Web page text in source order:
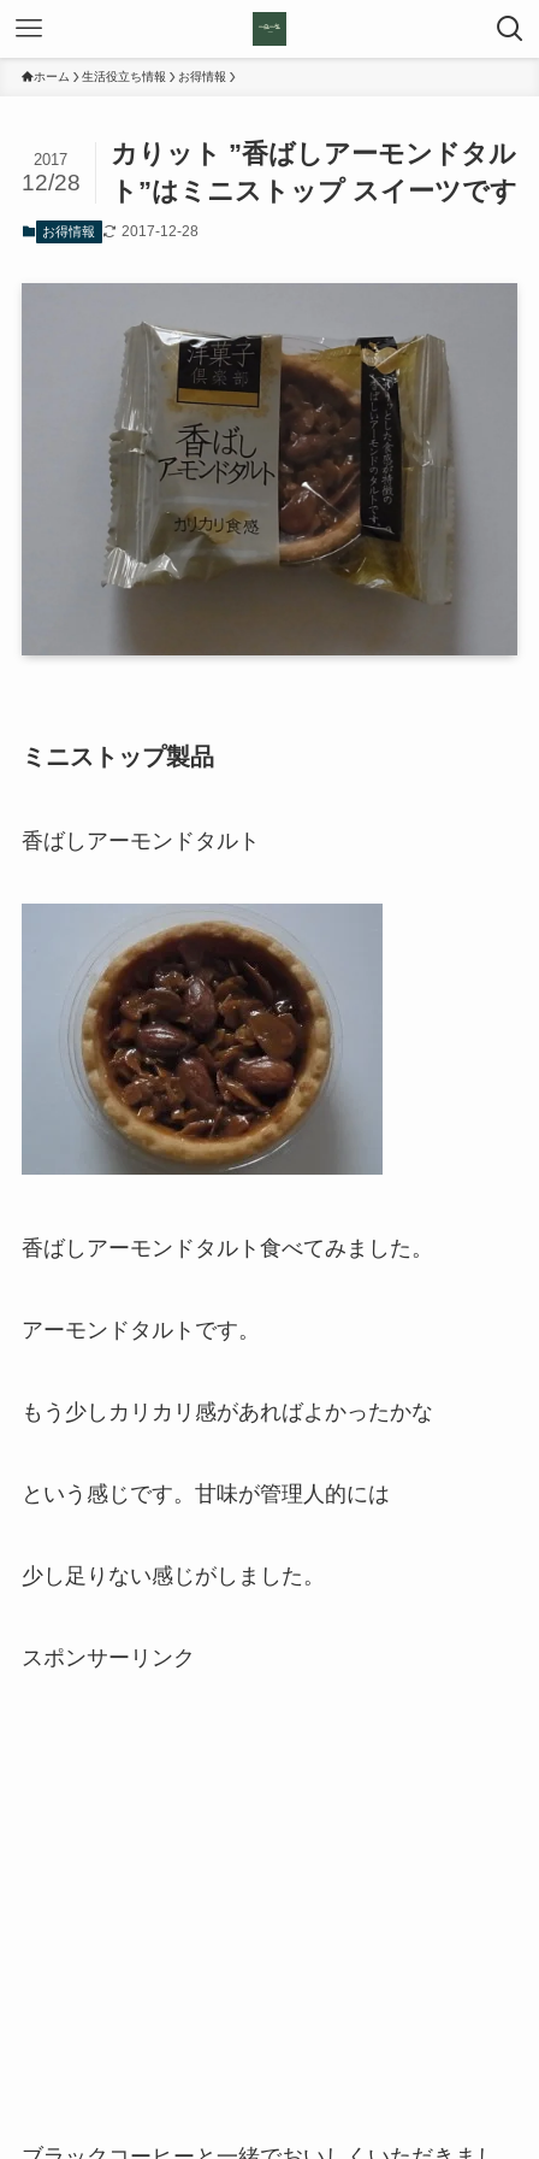
ホーム 生活役立ち情報 お得情報
カりット ”香ばしアーモンドタル
ト”はミニストップ スイーツです
2017
12/28
お得情報 2017-12-28
ミニストップ製品
香ばしアーモンドタルト
香ばしアーモンドタルト食べてみました。
アーモンドタルトです。
もう少しカリカリ感があればよかったかな
という感じです。甘味が管理人的には
少し足りない感じがしました。
スポンサーリンク